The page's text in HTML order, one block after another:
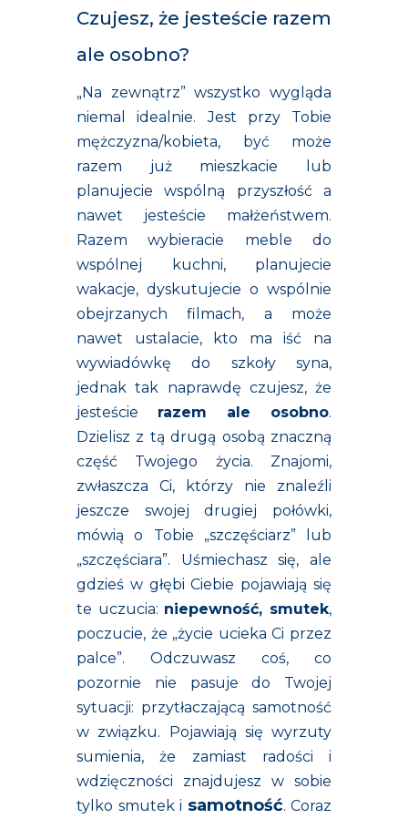
Czujesz, że jesteście razem
ale osobno?
„Na zewnątrz” wszystko wygląda
niemal idealnie. Jest przy Tobie
mężczyzna/kobieta, być może
razem już mieszkacie lub
planujecie wspólną przyszłość a
nawet jesteście małżeństwem.
Razem wybieracie meble do
wspólnej kuchni, planujecie
wakacje, dyskutujecie o wspólnie
obejrzanych filmach, a może
nawet ustalacie, kto ma iść na
wywiadówkę do szkoły syna,
jednak tak naprawdę czujesz, że
jesteście razem ale osobno.
Dzielisz z tą drugą osobą znaczną
część Twojego życia. Znajomi,
zwłaszcza Ci, którzy nie znaleźli
jeszcze swojej drugiej połówki,
mówią o Tobie „szczęściarz” lub
„szczęściara”. Uśmiechasz się, ale
gdzieś w głębi Ciebie pojawiają się
te uczucia: niepewność, smutek,
poczucie, że „życie ucieka Ci przez
palce”. Odczuwasz coś, co
pozornie nie pasuje do Twojej
sytuacji: przytłaczającą samotność
w związku. Pojawiają się wyrzuty
sumienia, że zamiast radości i
wdzięczności znajdujesz w sobie
tylko smutek i samotność. Coraz